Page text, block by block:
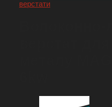
верстати